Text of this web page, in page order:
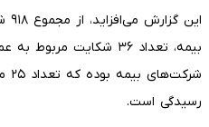
بیمه، تعداد ۳۶ شکایت
رسیدگی است.